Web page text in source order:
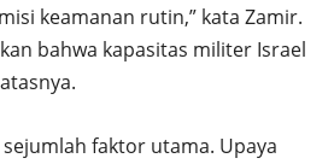
keamanan rutin,” kata Zamir.
bahwa kapasitas militer Israel
faktor utama. Upaya